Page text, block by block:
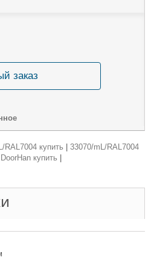
заказ
RAL7004 купить
33070/mL/RAL7004
купить